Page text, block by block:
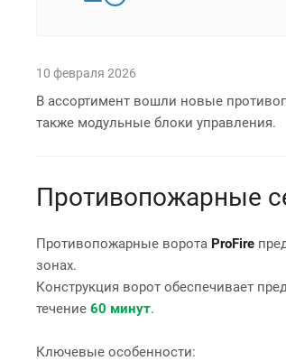
10 февраля 2026
В ассортимент вошли новые
также модульные блоки управления.
Противопожарные
Противопожарные ворота ProFire
зонах.
Конструкция ворот обеспечивает
течение 60 минут.
Ключевые особенности: